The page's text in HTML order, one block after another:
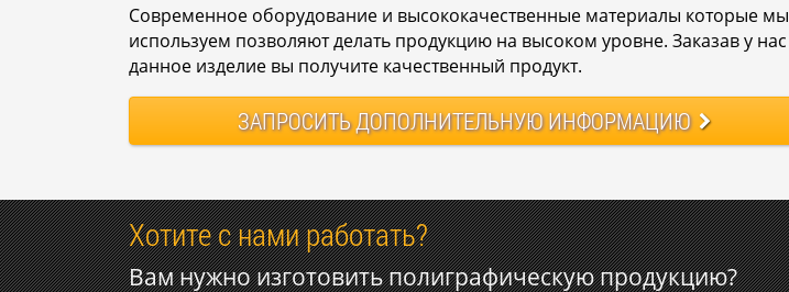
Современное оборудование и высококачественные материалы которые мы
используем позволяют делать продукцию на высоком уровне. Заказав у нас
данное изделие вы получите качественный продукт.
ЗАПРОСИТЬДОПОЛНИТЕЛЬНУЮИНФОРМАЦИЮ
Хотите с нами работать?
Вам нужно изготовить полиграфическую продукцию?